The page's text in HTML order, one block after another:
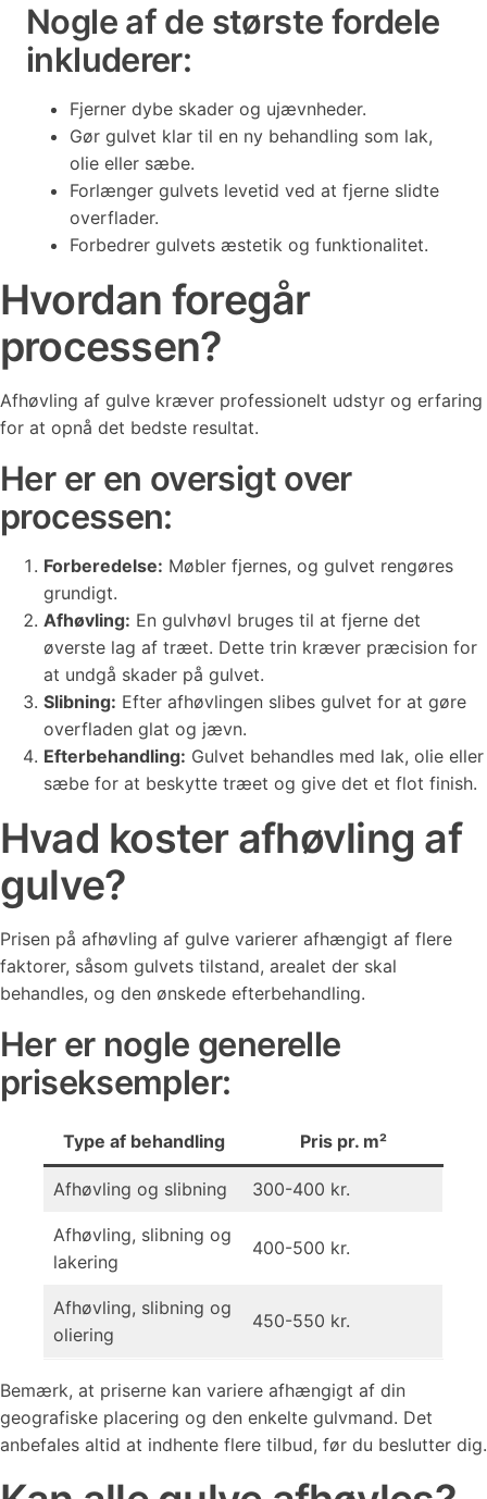
Nogle af de største fordele
inkluderer:
Fjerner dybe skader og ujævnheder.
Gør gulvet klar til en ny behandling som lak,
olie eller sæbe.
Forlænger gulvets levetid ved at fjerne slidte
overflader.
Forbedrer gulvets æstetik og funktionalitet.
Hvordan foregår
processen?
Afhøvling af gulve kræver professionelt udstyr og erfaring
for at opnå det bedste resultat.
Her er en oversigt over
processen:
Forberedelse: Møbler fjernes, og gulvet rengøres
grundigt.
Afhøvling: En gulvhøvl bruges til at fjerne det
øverste lag af træet. Dette trin kræver præcision for
at undgå skader på gulvet.
Slibning: Efter afhøvlingen slibes gulvet for at gøre
overfladen glat og jævn.
Efterbehandling: Gulvet behandles med lak, olie eller
sæbe for at beskytte træet og give det et flot finish.
Hvad koster afhøvling af
gulve?
Prisen på afhøvling af gulve varierer afhængigt af flere
faktorer, såsom gulvets tilstand, arealet der skal
behandles, og den ønskede efterbehandling.
Her er nogle generelle
priseksempler:
Type af behandling Pris pr. m²
Afhøvling og slibning 300-400 kr.
Afhøvling, slibning og
lakering
400-500 kr.
Afhøvling, slibning og
oliering
450-550 kr.
Bemærk, at priserne kan variere afhængigt af din
geografiske placering og den enkelte gulvmand. Det
anbefales altid at indhente flere tilbud, før du beslutter dig.